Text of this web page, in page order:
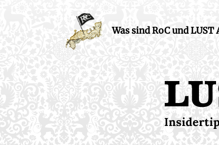
Was sind RoC und LUST